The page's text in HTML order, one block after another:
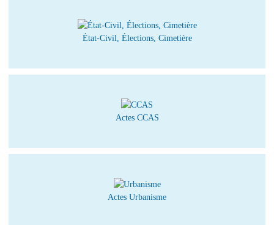
État-Civil, Élections, Cimetière
Actes CCAS
Actes Urbanisme